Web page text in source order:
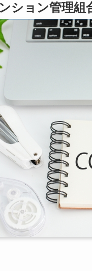
ション管理組